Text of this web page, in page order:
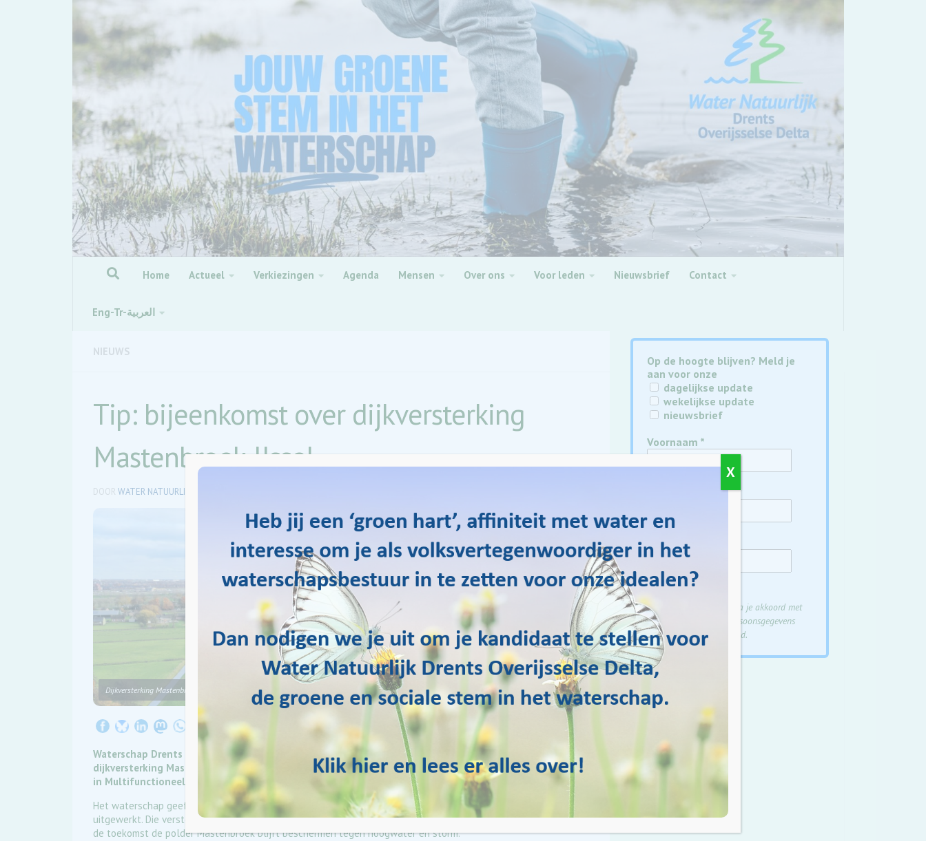
Skip to content
Home Actueel Verkiezingen Agenda Mensen Over ons Voor leden Nieuwsbrief Contact
Eng-Tr-العربية
NIEUWS
Tip: bijeenkomst over dijkversterking
Mastenbroek-IJssel
DOOR WATER NATUURLIJK DODELTA
Dijkversterking Mastenbroek (foto: WDODelta)
Waterschap Drents Overijsselse Delta (WDODelta) organiseert een informatiebijeenkomst over de
dijkversterking Mastenbroek-IJssel. Bewoners en andere geïnteresseerden zijn donderdag 11 juni welkom
in Multifunctioneel Centrum De Toekomst in Wilsum.
Het waterschap geeft dan meer informatie over hoe de plannen voor de dijkversterking verder worden
uitgewerkt. Die versterking is nodig om te zorgen dat de IJsseldijk tussen ’s-Heerenbroek en IJsselmuiden ook in
de toekomst de polder Mastenbroek blijft beschermen tegen hoogwater en storm.
Op de hoogte blijven? Meld je
aan voor onze
dagelijkse update
wekelijkse update
nieuwsbrief
Voornaam *
E-mail *
Door je aan te melden ga je akkoord met
de verwerking
van je persoonsgegevens
volgens ons privacybeleid.
X